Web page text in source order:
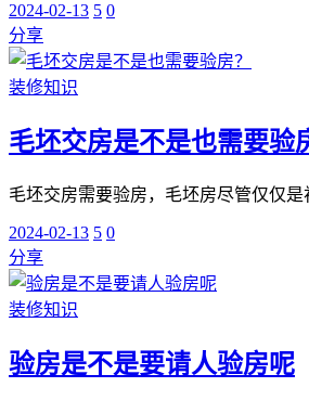
2024-02-13 5 0
分享
装修知识
毛坯交房是不是也需要验
毛坯交房需要验房，毛坯房尽管仅仅
2024-02-13 5 0
分享
装修知识
验房是不是要请人验房呢